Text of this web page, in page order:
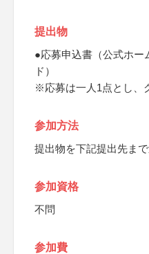
提出物
●応募申込書（公式ホー
ド）
※応募は一人1点とし、
参加方法
提出物を下記提出先ま
参加資格
不問
参加費